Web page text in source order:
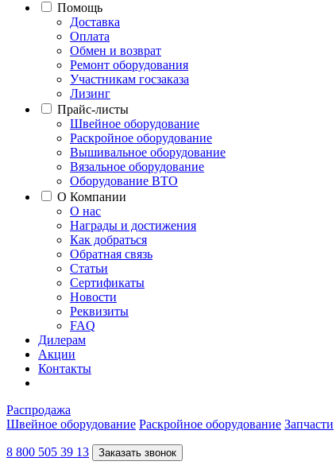
Помощь
Доставка
Оплата
Обмен и возврат
Ремонт оборудования
Участникам госзаказа
Лизинг
Прайс-листы
Швейное оборудование
Раскройное оборудование
Вышивальное оборудование
Вязальное оборудование
Оборудование ВТО
О Компании
О нас
Награды и достижения
Как добраться
Обратная связь
Статьи
Сертификаты
Новости
Реквизиты
FAQ
Дилерам
Акции
Контакты
Распродажа
Швейное оборудование Раскройное оборудование Запчасти
8 800 505 39 13 Заказать звонок